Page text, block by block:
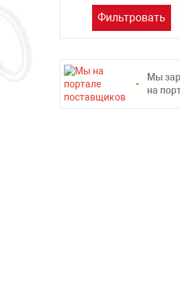
Фильтровать
Мы
на